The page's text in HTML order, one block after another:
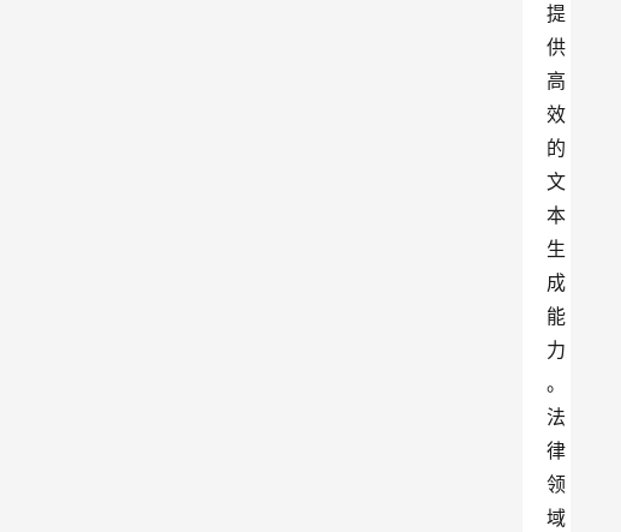
提
供
高
效
的
文
本
生
成
能
力
。
法
律
领
域